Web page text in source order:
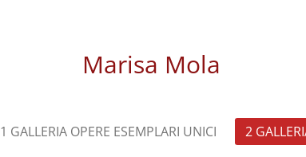
Marisa Mola
1 GALLERIA OPERE ESEMPLARI UNICI
2